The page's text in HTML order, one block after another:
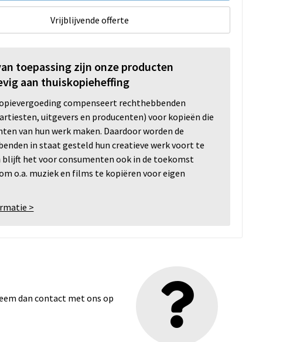
Vrijblijvende offerte
toepassing zijn onze producten
aan thuiskopieheffing
compenseert rechthebbenden
uitgevers en producenten) voor kopieën die
van hun werk maken. Daardoor worden de
in staat gesteld hun creatieve werk voort te
het voor consumenten ook in de toekomst
o.a. muziek en films te kopiëren voor eigen
>
dan contact met ons op